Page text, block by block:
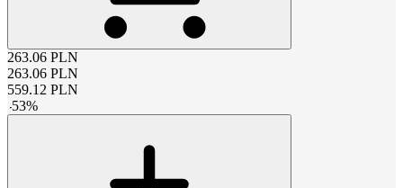
263.06 PLN
263.06 PLN
559.12 PLN
-53%